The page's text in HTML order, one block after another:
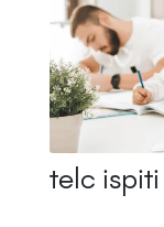
telc ispiti